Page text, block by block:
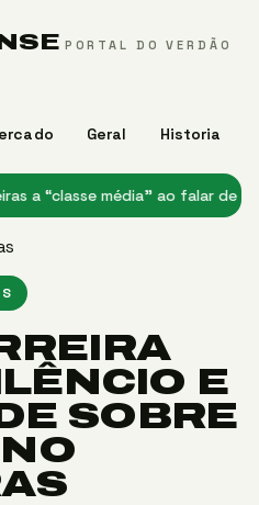
PORTAL DO VERDÃO
Geral Historia
“classe média” ao falar de
E
SOBRE